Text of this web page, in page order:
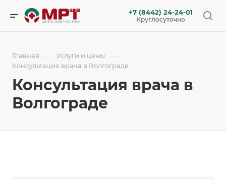
+7 (8442) 24-24-01
Круглосуточно
Главная — Услуги и цены —
Консультация врача в Волгограде
Консультация врача в
Волгограде